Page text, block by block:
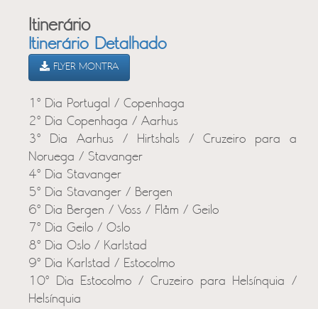
Itinerário
Itinerário Detalhado
FLYER MONTRA
1º Dia Portugal / Copenhaga
2º Dia Copenhaga / Aarhus
3º Dia Aarhus / Hirtshals / Cruzeiro para a
Noruega / Stavanger
4º Dia Stavanger
5º Dia Stavanger / Bergen
6º Dia Bergen / Voss / Flåm / Geilo
7º Dia Geilo / Oslo
8º Dia Oslo / Karlstad
9º Dia Karlstad / Estocolmo
10º Dia Estocolmo / Cruzeiro para Helsínquia /
Helsínquia